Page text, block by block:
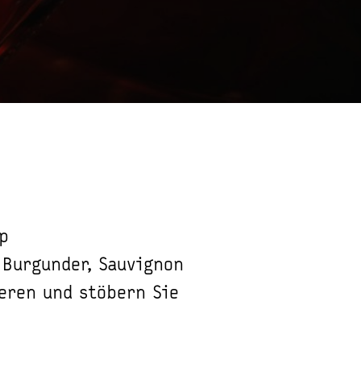
Sauvignon
und stöbern Sie